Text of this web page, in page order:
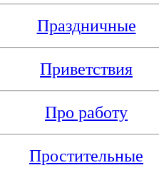
Праздничные
Приветствия
Про работу
Простительные